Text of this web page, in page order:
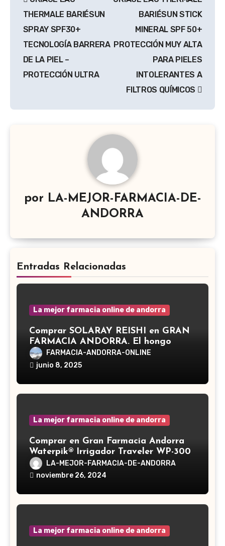
de
entradas
THERMALE BARIÉSUN
SPRAY SPF30+
TECNOLOGÍA BARRERA
DE LA PIEL –
PROTECCIÓN ULTRA
BARIÉSUN STICK
MINERAL SPF 50+
PROTECCIÓN MUY ALTA
PARA PIELES
INTOLERANTES A
FILTROS QUÍMICOS
por LA-MEJOR-FARMACIA-DE-
ANDORRA
Entradas Relacionadas
La mejor farmacia online de andorra
Comprar SOLARAY REISHI en GRAN
FARMACIA ANDORRA. El hongo
Reishi, cuyo nombre científico es
Ganoderma lucidum, es un hongo
en la medicina tradicional asiática
FARMACIA-ANDORRA-ONLINE
junio 8, 2025
La mejor farmacia online de andorra
Comprar en Gran Farmacia Andorra
Waterpik® Irrigador Traveler WP-300
LA-MEJOR-FARMACIA-DE-ANDORRA
noviembre 26, 2024
La mejor farmacia online de andorra